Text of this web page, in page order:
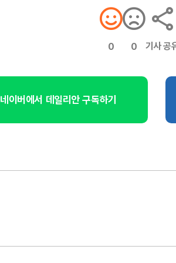
0 0 기사 공
네이버에서 데일리안 구독하기